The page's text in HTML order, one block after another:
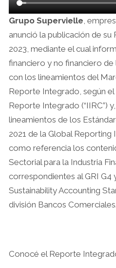
Grupo Supervielle,
anunció la publicación de
2023, mediante el cual
financiero y no financiero
con los lineamientos del
Reporte Integrado, según
Reporte Integrado (“IIRC”)
lineamientos de los
2021 de la Global Reporting
como referencia los
Sectorial para la Industria
correspondientes al GRI G4
Sustainability Accounting
división Bancos Comerciales.
Conocé el Reporte